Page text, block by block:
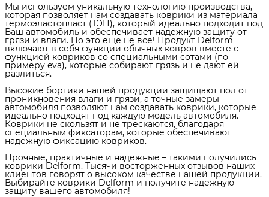
Мы используем уникальную технологию производства,
которая позволяет нам создавать коврики из материала
термоэластопласт (ТЭП), который идеально подходит под
Ваш автомобиль и обеспечивает надежную защиту от
грязи и влаги. Но это еще не все! Продукт Delform
включают в себя функции обычных ковров вместе с
функцией ковриков со специальными сотами (по
примеру eva), которые собирают грязь и не дают ей
разлиться.
Высокие бортики нашей продукции защищают пол от
проникновения влаги и грязи, а точные замеры
автомобиля позволяют нам создавать коврики, которые
идеально подходят под каждую модель автомобиля.
Коврики не скользят и не трескаются, благодаря
специальным фиксаторам, которые обеспечивают
надежную фиксацию ковриков.
Прочные, практичные и надежные – такими получились
коврики Delform. Тысячи восторженных отзывов наших
клиентов говорят о высоком качестве нашей продукции.
Выбирайте коврики Delform и получите надежную
защиту вашего автомобиля!